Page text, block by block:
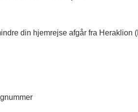
din hjemrejse afgår fra Heraklion